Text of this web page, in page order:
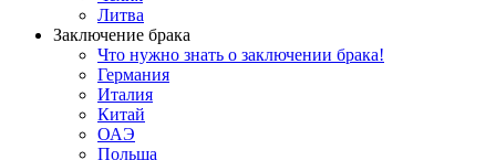
Литва
Заключение брака
Что нужно знать о заключении брака!
Германия
Италия
Китай
ОАЭ
Польша